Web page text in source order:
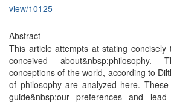
view/10125
Abstract
This article attempts at stating concisely
conceived
conceptions of the world, according to
of philosophy are analyzed here.
guide&nbsp;our preferences and